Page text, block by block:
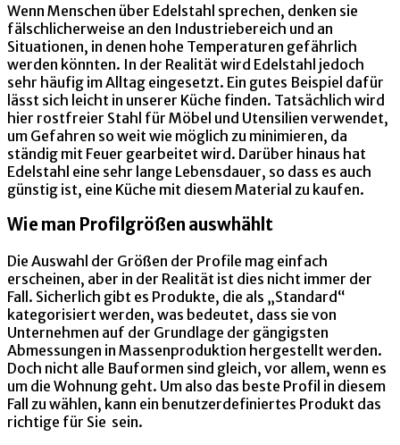
Wenn Menschen über Edelstahl sprechen, denken sie
fälschlicherweise an den Industriebereich und an
Situationen, in denen hohe Temperaturen gefährlich
werden könnten. In der Realität wird Edelstahl jedoch
sehr häufig im Alltag eingesetzt. Ein gutes Beispiel dafür
lässt sich leicht in unserer Küche finden. Tatsächlich wird
hier rostfreier Stahl für Möbel und Utensilien verwendet,
um Gefahren so weit wie möglich zu minimieren, da
ständig mit Feuer gearbeitet wird. Darüber hinaus hat
Edelstahl eine sehr lange Lebensdauer, so dass es auch
günstig ist, eine Küche mit diesem Material zu kaufen.
Wie man Profilgrößen auswhählt
Die Auswahl der Größen der Profile mag einfach
erscheinen, aber in der Realität ist dies nicht immer der
Fall. Sicherlich gibt es Produkte, die als „Standard“
kategorisiert werden, was bedeutet, dass sie von
Unternehmen auf der Grundlage der gängigsten
Abmessungen in Massenproduktion hergestellt werden.
Doch nicht alle Bauformen sind gleich, vor allem, wenn es
um die Wohnung geht. Um also das beste Profil in diesem
Fall zu wählen, kann ein benutzerdefiniertes Produkt das
richtige für Sie sein.